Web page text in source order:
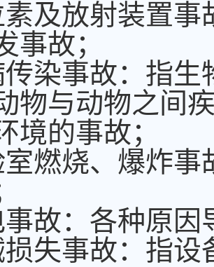
及放射装置
事故；
传染事故：指
物与动物之间
境的事故；
燃烧、爆炸
事故：各种原
失事故：指